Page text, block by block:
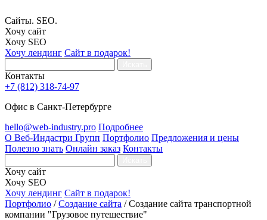
Сайты. SEO.
Хочу сайт
Хочу SEO
Хочу лендинг Сайт в подарок!
Контакты
+7 (812) 318-74-97
Офис в Санкт-Петербурге
hello@web-industry.pro Подробнее
О Веб-Индастри Групп Портфолио Предложения и цены
Полезно знать Онлайн заказ Контакты
Хочу сайт
Хочу SEO
Хочу лендинг Сайт в подарок!
Портфолио / Создание сайта / Создание сайта транспортной
компании "Грузовое путешествие"